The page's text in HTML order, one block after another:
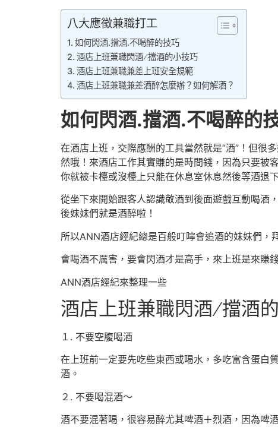
酒店兼直
八大應徵兼職打工
如何閃酒.擋酒.不喝醉的技巧
酒店上班兼職閃酒 ∕ 擋酒的小技巧
酒店上班兼職兼差上班安全規範
酒店上班兼職兼差酒醉怎麼辦？如何解酒？
如何閃酒.擋酒.不喝醉的
在酒店上班，交際應酬的工具當然就是”酒”！但很
然哦！來酒店工作其實賺的是時間錢，因為只要被
你就被卡檯或沒檯上只能在休息室休息然後等酒退
從坐下來開始跟客人認識敬酒到後面遊戲互動喝
後妹妹們就是酒醉啦！
所以ANN酒店經紀總是百般叮嚀會追酒的妹妹們，
會喝酒不厲害，要會閃酒才是高手，來上班是來賺
ANN酒店經紀來整理一些
酒店上班兼職閃酒 ∕ 擋酒
１. 不要空腹喝酒
在上班前一定要先吃些東西或喝水，多吃富含蛋白
酒。
２. 不要喝混酒～
酒不要混著喝，很容易醉尤其啤酒＋烈酒，因為啤